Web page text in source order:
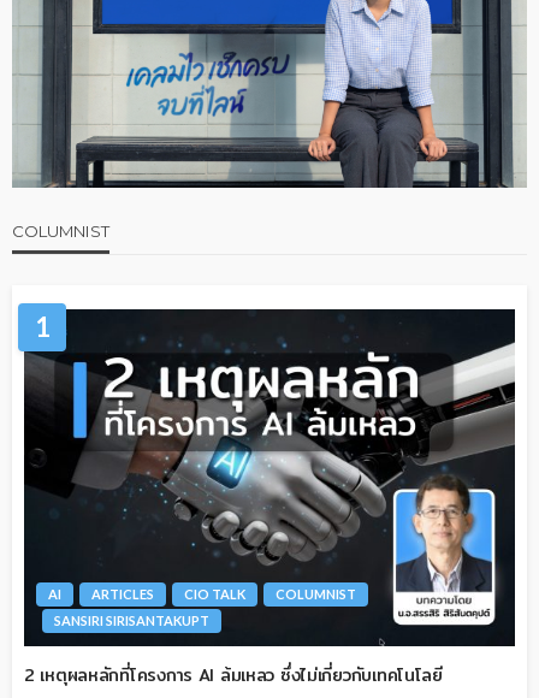
COLUMNIST
1
AI ARTICLES CIO TALK
COLUMNIST
SANSIRI SIRISANTAKUPT
2 เหตุผลหลักที่โครงการ AI ล้มเหลว ซึ่งไม่เกี่ยวกับเทคโนโลยี